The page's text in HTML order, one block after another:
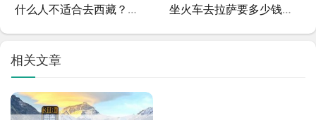
什么人不适合去西藏？什么人不适合去西藏旅游 坐火车去拉萨要多少钱？坐火车去拉萨需要准备多少钱
相关文章